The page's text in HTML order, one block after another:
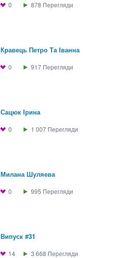
0 878 Перегляди
Кравець Петро Та Iванна
0 917 Перегляди
Сацюк Iрина
0 1 007 Перегляди
Милана Шуляева
0 995 Перегляди
Випуск #31
14 3 668 Перегляди